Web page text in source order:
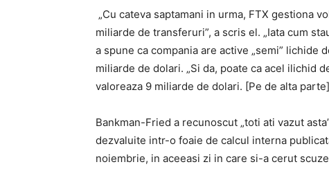
„Cu cateva saptamani in urma, FTX gestiona
miliarde de transferuri”, a scris el. „Iata cum
a spune ca compania are active „semi” lichide
miliarde de dolari. „Si da, poate ca acel ilichid
valoreaza 9 miliarde de dolari. [Pe de alta
Bankman-Fried a recunoscut „toti ati vazut
dezvaluite intr-o foaie de calcul interna
noiembrie, in aceeasi zi in care si-a cerut